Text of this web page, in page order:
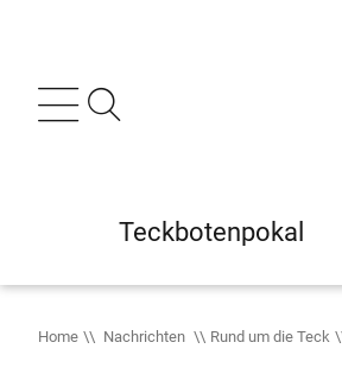
Teckbotenpokal
Home Nachrichten Rund um die Teck